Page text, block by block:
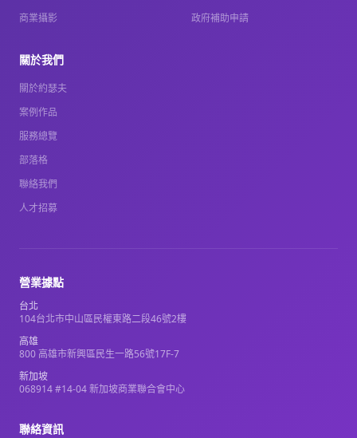
商業攝影
政府補助申請
關於我們
關於約瑟夫
案例作品
服務總覽
部落格
聯絡我們
人才招募
營業據點
台北
104台北市中山區民權東路二段46號2樓
高雄
800 高雄市新興區民生一路56號17F-7
新加坡
068914 #14-04 新加坡商業聯合會中心
聯絡資訊